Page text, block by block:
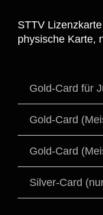
STTV
physische Karte,
Gold-Card für
Gold-Card
Gold-Card
Silver-Card